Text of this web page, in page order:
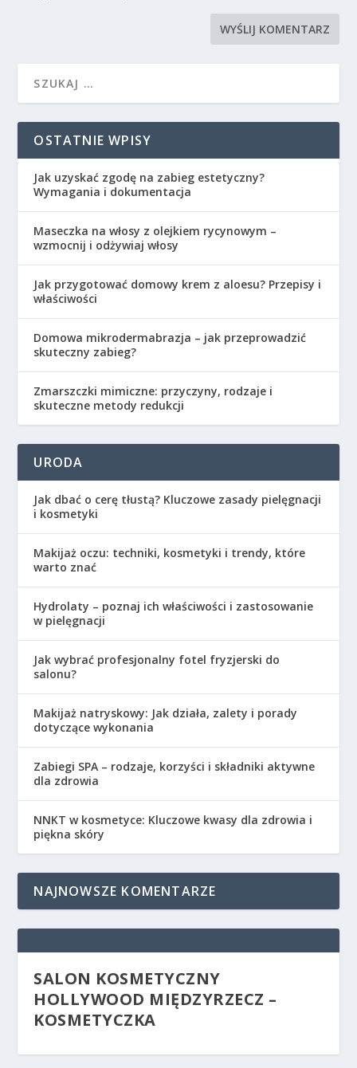
OSTATNIE WPISY
Jak uzyskać zgodę na zabieg estetyczny?
Wymagania i dokumentacja
Maseczka na włosy z olejkiem rycynowym –
wzmocnij i odżywiaj włosy
Jak przygotować domowy krem z aloesu? Przepisy i
właściwości
Domowa mikrodermabrazja – jak przeprowadzić
skuteczny zabieg?
Zmarszczki mimiczne: przyczyny, rodzaje i
skuteczne metody redukcji
URODA
Jak dbać o cerę tłustą? Kluczowe zasady pielęgnacji
i kosmetyki
Makijaż oczu: techniki, kosmetyki i trendy, które
warto znać
Hydrolaty – poznaj ich właściwości i zastosowanie
w pielęgnacji
Jak wybrać profesjonalny fotel fryzjerski do
salonu?
Makijaż natryskowy: Jak działa, zalety i porady
dotyczące wykonania
Zabiegi SPA – rodzaje, korzyści i składniki aktywne
dla zdrowia
NNKT w kosmetyce: Kluczowe kwasy dla zdrowia i
piękna skóry
NAJNOWSZE KOMENTARZE
SALON KOSMETYCZNY
HOLLYWOOD MIĘDZYRZECZ –
KOSMETYCZKA